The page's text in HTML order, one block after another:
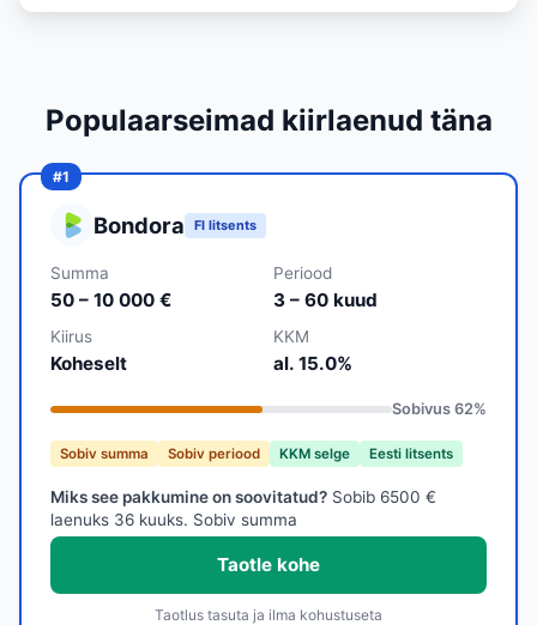
Populaarseimad kiirlaenud täna
Bondora FI litsents
Summa
50 – 10 000 €
Periood
3 – 60 kuud
Kiirus
Koheselt
KKM
al. 15.0%
Sobivus 62%
Sobiv summa Sobiv periood KKM selge Eesti litsents
Miks see pakkumine on soovitatud? Sobib 6500 €
laenuks 36 kuuks. Sobiv summa
Taotle kohe
Taotlus tasuta ja ilma kohustuseta